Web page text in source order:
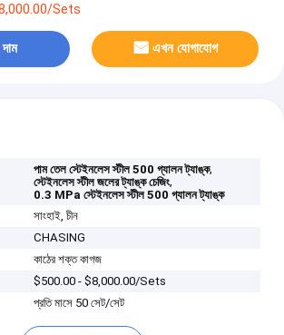
Sets
এখন যোগাযোগ
পাম তেল স্টেইনলেস স্টীল 500 গ্যালন ট্যাঙ্ক,
স্টেইনলেস স্টীল জলের ট্যাঙ্ক চেজিং,
0.3 MPa স্টেইনলেস স্টীল 500 গ্যালন ট্যাঙ্ক
সাংহাই, চীন
CHASING
কাঠের শক্ত কাগজ
$500.00 - $8,000.00/Sets
প্রতি মাসে 50 সেট/সেট